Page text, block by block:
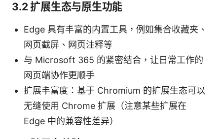
3.2 扩展生态与原生功能
Edge 具有丰富的内置工具，例如集合收藏夹、
网页截屏、网页注释等
与 Microsoft 365 的紧密结合，让日常工作的
网页端协作更顺手
扩展丰富度：基于 Chromium 的扩展生态可以
无缝使用 Chrome 扩展（注意某些扩展在
Edge 中的兼容性差异）